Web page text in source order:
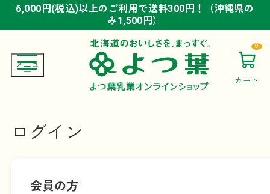
6,000円(税込)以上のご利用で送料300円！（沖縄県の
み1,500円）
6,000円(税込)以上のご利用で送料300円！（沖縄県の
み1,500円）
6,000円(税込)以上のご利用で送料300円！（沖縄県の
み1,500円）
カート
0
ログイン
会員の方